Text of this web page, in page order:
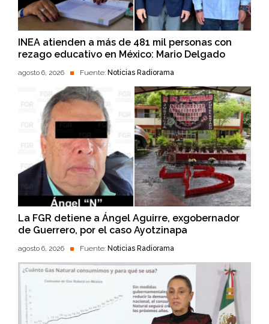
INEA atienden a más de 481 mil personas con
rezago educativo en México: Mario Delgado
agosto 6, 2026 Fuente: Noticias Radiorama
La FGR detiene a Ángel Aguirre, exgobernador
de Guerrero, por el caso Ayotzinapa
agosto 6, 2026 Fuente: Noticias Radiorama